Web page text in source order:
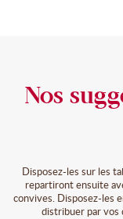
Nos
Disposez-les sur les
repartiront ensuite
convives. Disposez-les
distribuer par vos